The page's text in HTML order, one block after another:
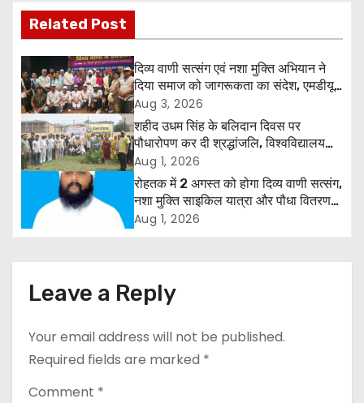
t
n
a
v
i
g
o
Related Post
दिव्य वाणी सत्संग एवं नशा मुक्ति अभियान ने
दिया समाज को जागरूकता का संदेश, एमडीयू
रोहतक में हजारों लोगों ने लिया संकल्प
Aug 3, 2026
शहीद उधम सिंह के बलिदान दिवस पर
पौधारोपण कर दी श्रद्धांजलि, विश्वविद्यालय
और राजपत्रित अवकाश बहाल करने की उठी
मांग
Aug 1, 2026
रोहतक में 2 अगस्त को होगा दिव्य वाणी सत्संग,
नशा मुक्ति साइकिल यात्रा और पौधा वितरण
कार्यक्रम
Aug 1, 2026
Leave a Reply
Your email address will not be published.
Required fields are marked *
Comment *